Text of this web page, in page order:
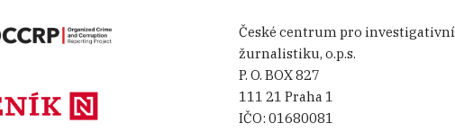
České centrum pro investigativní
žurnalistiku, o.p.s.
P. O. BOX 827
111 21 Praha 1
IČO: 01680081